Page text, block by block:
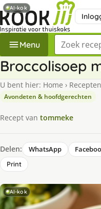
Menu Zoek een
Broccolisoep
U bent hier: Home › Recepten
Avondeten & hoofdgerechten
Recept van tommeke
Delen: WhatsApp
Print
AI-kok
AI-kok